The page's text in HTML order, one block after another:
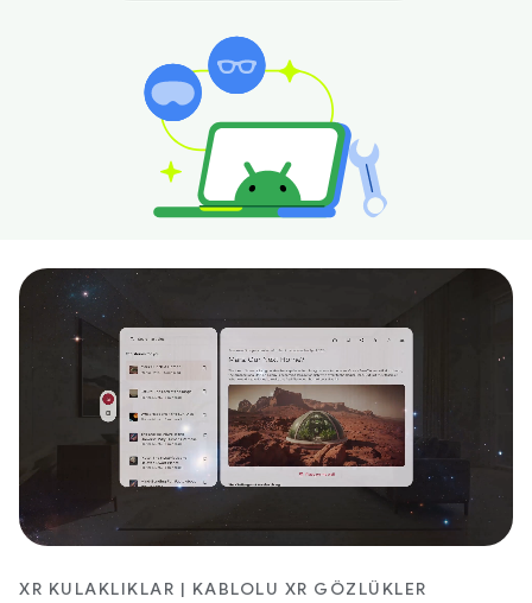
XR KULAKLIKLAR | KABLOLU XR GÖZLÜKLER